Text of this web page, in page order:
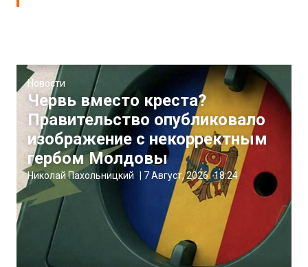
Новости
Червь вместо креста?
Правительство опубликовало
изображение с некорректным
гербом Молдовы
Николай Пахольницкий 7 Август, 2026 18:24